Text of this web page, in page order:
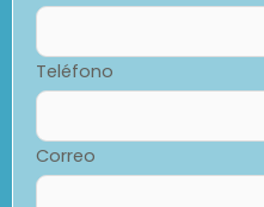
Teléfono
Correo